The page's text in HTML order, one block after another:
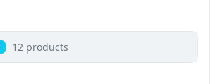
12 products